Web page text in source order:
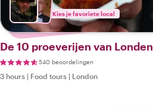
Kies je favoriete local
De 10 proeverijen van Londen
540 beoordelingen
3 hours | Food tours | London